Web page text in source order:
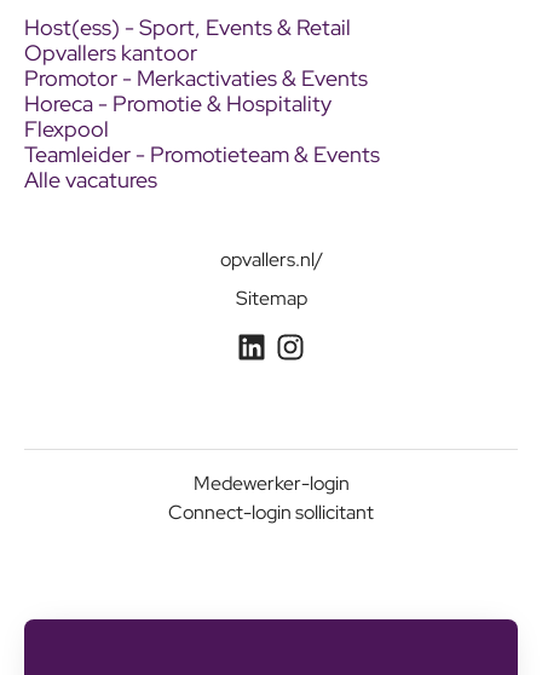
Host(ess) - Sport, Events & Retail
Opvallers kantoor
Promotor - Merkactivaties & Events
Horeca - Promotie & Hospitality
Flexpool
Teamleider - Promotieteam & Events
Alle vacatures
opvallers.nl/
Sitemap
Medewerker-login
Connect-login sollicitant